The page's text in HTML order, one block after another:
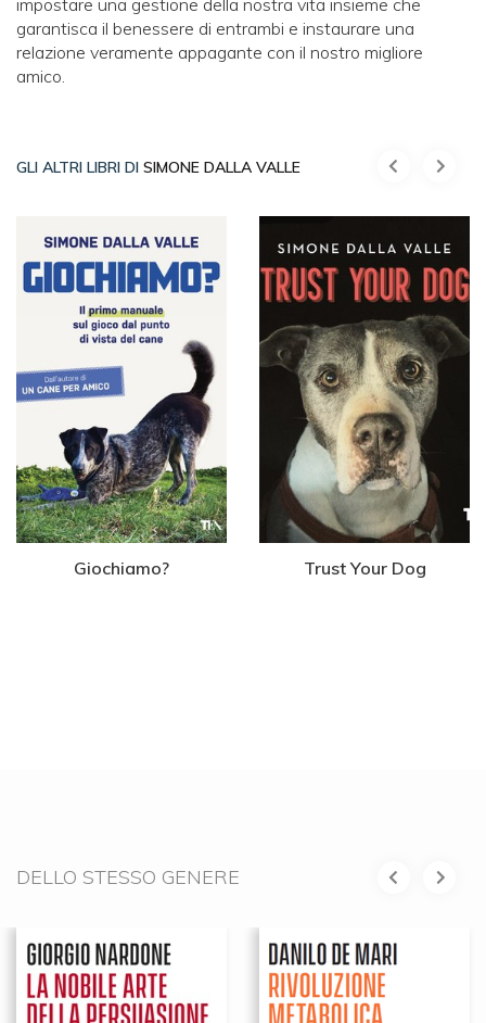
impostare una gestione della nostra vita insieme che
garantisca il benessere di entrambi e instaurare una
relazione veramente appagante con il nostro migliore
amico.
GLI ALTRI LIBRI DI SIMONE DALLA VALLE
Giochiamo? Trust Your Dog
DELLO STESSO GENERE